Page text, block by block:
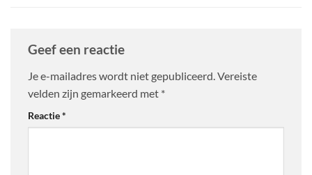
Geef een reactie
Je e-mailadres wordt niet gepubliceerd. Vereiste
velden zijn gemarkeerd met *
Reactie*